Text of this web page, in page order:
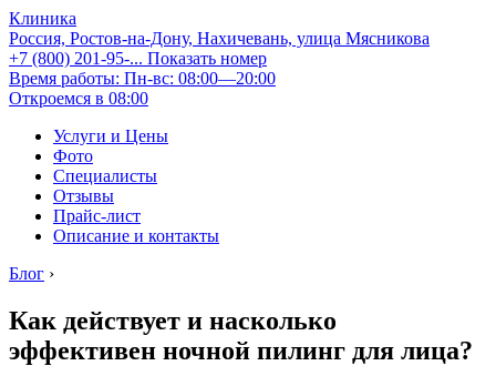
Клиника
Россия, Ростов-на-Дону, Нахичевань, улица Мясникова
+7 (800) 201-95-... Показать номер
Время работы: Пн-вс: 08:00—20:00
Откроемся в 08:00
Услуги и Цены
Фото
Специалисты
Отзывы
Прайс-лист
Описание и контакты
Блог ›
Как действует и насколько
эффективен ночной пилинг для лица?